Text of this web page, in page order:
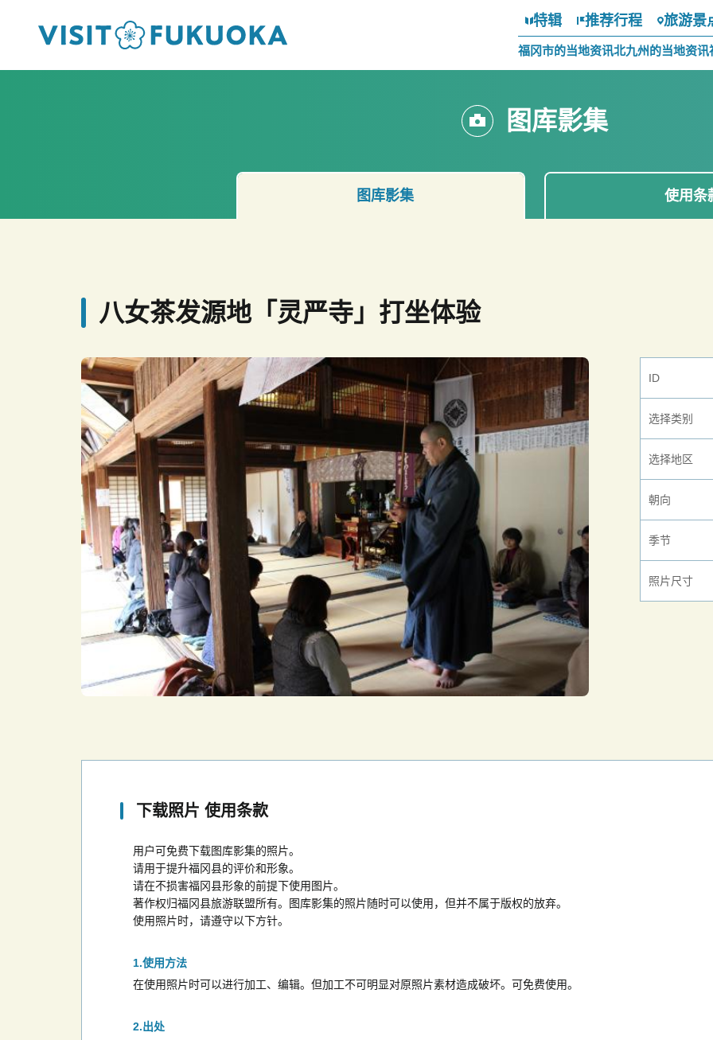
特辑 推荐行程 旅游景
福冈市的当地资讯北九州的当地资讯
图库影集
图库影集 使用条
八女茶发源地「灵严寺」打坐体验
ID
选择类别
选择地区
朝向
季节
照片尺寸
下载照片 使用条款
用户可免费下载图库影集的照片。
请用于提升福冈县的评价和形象。
请在不损害福冈县形象的前提下使用图片。
著作权归福冈县旅游联盟所有。图库影集的照片随时可以使用，但并不属于版权的放弃。
使用照片时，请遵守以下方针。
使用方法
在使用照片时可以进行加工、编辑。但加工不可明显对原照片素材造成破坏。可免费使用。
出处